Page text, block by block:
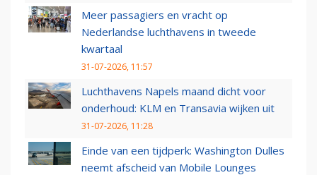
Meer passagiers en vracht op
Nederlandse luchthavens in tweede
kwartaal
31-07-2026, 11:57
Luchthavens Napels maand dicht voor
onderhoud: KLM en Transavia wijken uit
31-07-2026, 11:28
Einde van een tijdperk: Washington Dulles
neemt afscheid van Mobile Lounges